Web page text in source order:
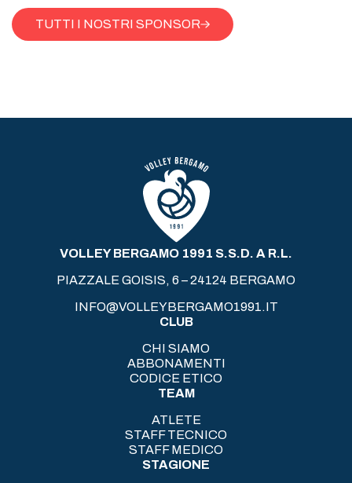
TUTTI I NOSTRI SPONSOR
VOLLEY BERGAMO 1991 S.S.D. A R.L.
PIAZZALE GOISIS, 6 – 24124 BERGAMO
INFO@VOLLEYBERGAMO1991.IT
CLUB
CHI SIAMO
ABBONAMENTI
CODICE ETICO
TEAM
ATLETE
STAFF TECNICO
STAFF MEDICO
STAGIONE